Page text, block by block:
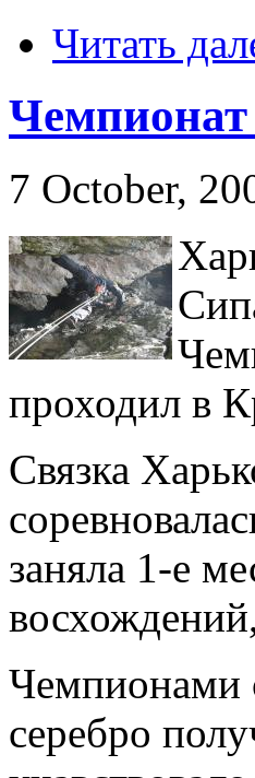
Читать
7 October,
проходил в
Связка
заняла 1-е
Чемпионами
серебро